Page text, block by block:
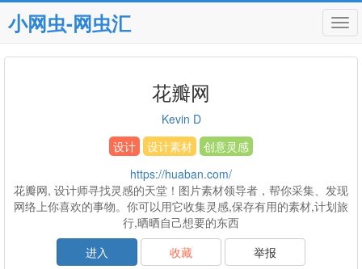
小网虫-网虫汇
花瓣网
Kevin D
设计
设计素材
创意灵感
https://huaban.com/
花瓣网, 设计师寻找灵感的天堂！图片素材领导者，帮你采集、发现
网络上你喜欢的事物。你可以用它收集灵感,保存有用的素材,计划旅
行,晒晒自己想要的东西
进入
收藏 举报